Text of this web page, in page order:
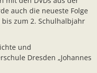
auch die neueste Folge
zum 2. Schulhalbjahr
und
Dresden „Johannes